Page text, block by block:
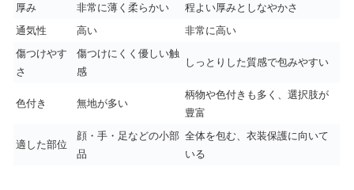
厚み 非常に薄く柔らかい
程よい厚みとしなやかさ
通気性
高い
非常に高い
傷つけやす
さ
傷つけにくく優しい触
感
しっとりした質感で包みやすい
色付き 無地が多い
柄物や色付きも多く、選択肢が
豊富
適した部位
顔・手・足などの小部
品
全体を包む、衣装保護に向いて
いる